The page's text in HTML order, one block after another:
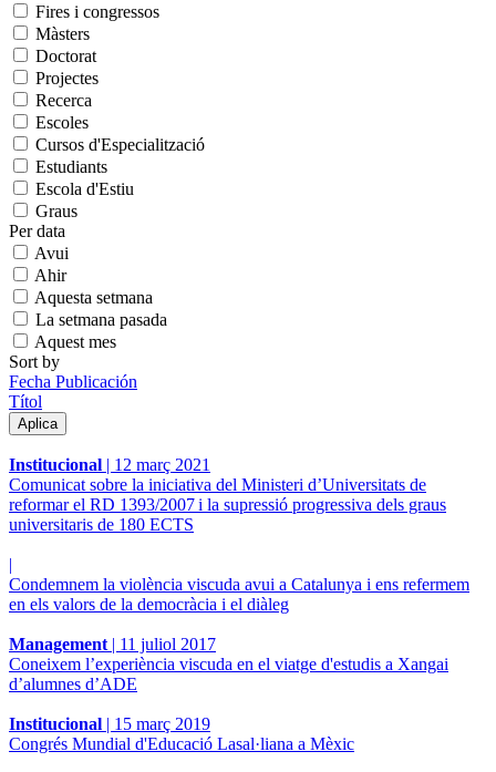
Fires i congressos
Màsters
Doctorat
Projectes
Recerca
Escoles
Cursos d'Especialització
Estudiants
Escola d'Estiu
Graus
Per data
Avui
Ahir
Aquesta setmana
La setmana pasada
Aquest mes
Sort by
Fecha Publicación
Títol
Institucional | 12 març 2021
Comunicat sobre la iniciativa del Ministeri d’Universitats de
reformar el RD 1393/2007 i la supressió progressiva dels graus
universitaris de 180 ECTS
|
Condemnem la violència viscuda avui a Catalunya i ens refermem
en els valors de la democràcia i el diàleg
Management | 11 juliol 2017
Coneixem l’experiència viscuda en el viatge d'estudis a Xangai
d’alumnes d’ADE
Institucional | 15 març 2019
Congrés Mundial d'Educació Lasal·liana a Mèxic